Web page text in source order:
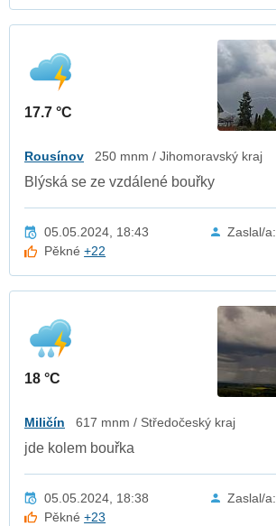
17.7 °C
Rousínov 250 mnm / Jihomoravský kraj
Blýská se ze vzdálené bouřky
05.05.2024, 18:43 Zaslal/a:
Pěkné+22
18 °C
Miličín 617 mnm / Středočeský kraj
jde kolem bouřka
05.05.2024, 18:38 Zaslal/a:
Pěkné+23